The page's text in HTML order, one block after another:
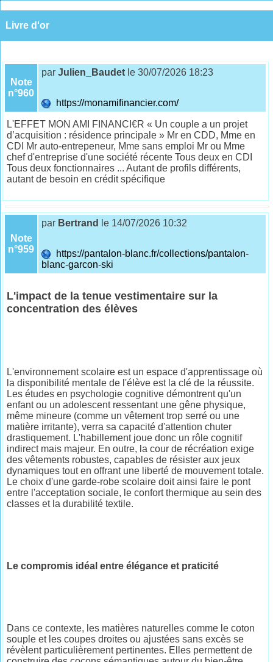
Livre d'or
Note
n°960
parJulien_Baudet le 30/07/2026 18:23
https://monamifinancier.com/
L'EFFET MON AMI FINANCI€R « Un couple a un projet
d’acquisition : résidence principale » Mr en CDD, Mme en
CDI Mr auto-entrepeneur, Mme sans emploi Mr ou Mme
chef d'entreprise d'une société récente Tous deux en CDI
Tous deux fonctionnaires ... Autant de profils différents,
autant de besoin en crédit spécifique
Note
n°959
par Bertrand le 14/07/2026 10:32
https://pantalon-blanc.fr/collections/pantalon-
blanc-garcon-ski
L'impact de la tenue vestimentaire sur la
concentration des élèves
L'environnement scolaire est un espace d'apprentissage où
la disponibilité mentale de l'élève est la clé de la réussite.
Les études en psychologie cognitive démontrent qu'un
enfant ou un adolescent ressentant une gêne physique,
même mineure (comme un vêtement trop serré ou une
matière irritante), verra sa capacité d'attention chuter
drastiquement. L'habillement joue donc un rôle cognitif
indirect mais majeur. En outre, la cour de récréation exige
des vêtements robustes, capables de résister aux jeux
dynamiques tout en offrant une liberté de mouvement totale.
Le choix d'une garde-robe scolaire doit ainsi faire le pont
entre l'acceptation sociale, le confort thermique au sein des
classes et la durabilité textile.
Le compromis idéal entre élégance et praticité
Dans ce contexte, les matières naturelles comme le coton
souple et les coupes droites ou ajustées sans excès se
révèlent particulièrement pertinentes. Elles permettent de